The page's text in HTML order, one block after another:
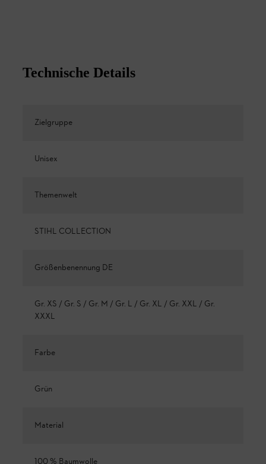
Technische Details
Zielgruppe
Unisex
Themenwelt
STIHL COLLECTION
Größenbenennung DE
Gr. XS / Gr. S / Gr. M / Gr. L / Gr. XL / Gr. XXL / Gr.
XXXL
Farbe
Grün
Material